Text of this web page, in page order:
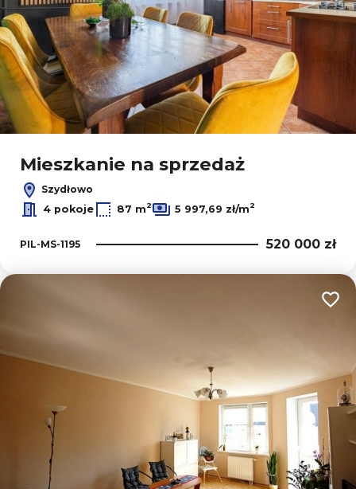
Mieszkanie na sprzedaż
Szydłowo
4 pokoje
87 m2 5 997,69 zł/m2
PIL-MS-1195 520 000 zł